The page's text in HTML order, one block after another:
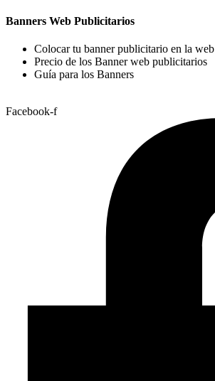
Banners Web Publicitarios
Colocar tu banner publicitario en la web
Precio de los Banner web publicitarios
Guía para los Banners
Facebook-f